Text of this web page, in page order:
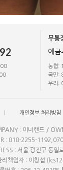
무통
예금
농협:
국민:
우리:
개인정보 처리방침
: 이너랜드 /
: 010-2255-
: 서울 광진구 동일
리책임자 : 이창섭